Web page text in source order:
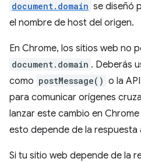
document.domain se diseñó
el nombre de host del origen.
En Chrome, los sitios web no
document.domain . Deberás
como postMessage() o la
para comunicar orígenes
lanzar este cambio en
esto depende de la respuesta
Si tu sitio web depende de la